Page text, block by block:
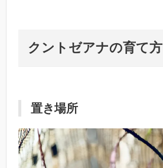
クントゼアナの育て方
置き場所